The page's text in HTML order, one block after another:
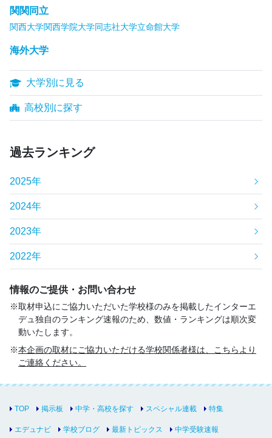
関関同立
関西大学関西学院大学同志社大学立命館大学
海外大学
大学別に見る
高校別に探す
過去ランキング
2025年
2024年
2023年
2022年
情報のご提供・お問い合わせ
取材申込にご協力いただいた学校様のみを掲載したインターエ
デュ独自のランキング速報のため、数値・ランキングは順次変
動いたします。
本企画の取材にご協力いただける学校関係者様は、こちらより
ご連絡ください。
TOP 掲示板 中学・高校を探す スペシャル連載 特集
エデュナビ 学校ブログ 最新トピックス 中学受験速報